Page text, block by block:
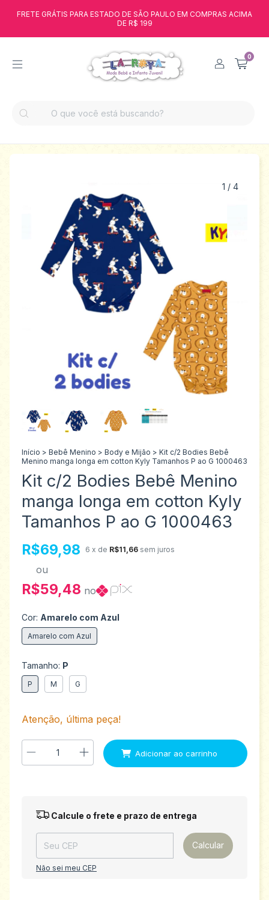
FRETE GRÁTIS PARA ESTADO DE SÃO PAULO EM COMPRAS ACIMA
DE R$ 199
0
1 / 4
Início > Bebê Menino > Body e Mijão > Kit c/2 Bodies Bebê
Menino manga longa em cotton Kyly Tamanhos P ao G 1000463
Kit c/2 Bodies Bebê Menino
manga longa em cotton Kyly
Tamanhos P ao G 1000463
R$69,98 6 x de R$11,66 sem juros
ou
R$59,48 no
Cor: Amarelo com Azul
Amarelo com Azul
Tamanho: P
P M G
Atenção, última peça!
Entregas para o CEP: Alterar CEP
Calcule o frete e prazo de entrega
Calcular
Não sei meu CEP